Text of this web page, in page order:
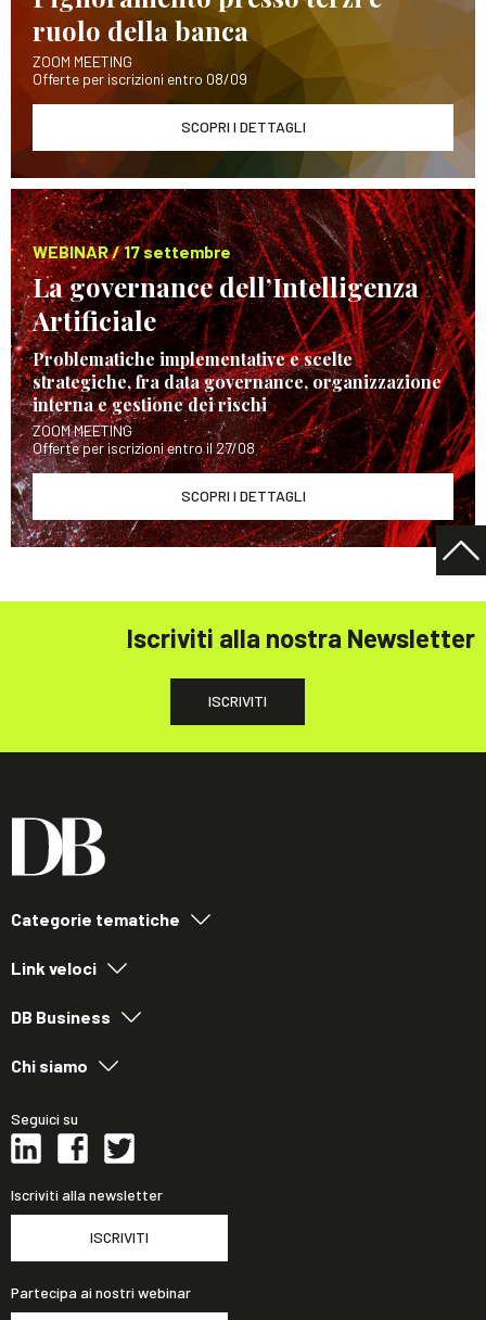
ruolo della banca
ZOOM MEETING
Offerte per iscrizioni entro 08/09
SCOPRI I DETTAGLI
WEBINAR / 17 settembre
La governance dell’Intelligenza
Artificiale
Problematiche implementative e scelte
strategiche, fra data governance, organizzazione
interna e gestione dei rischi
ZOOM MEETING
Offerte per iscrizioni entro il 27/08
SCOPRI I DETTAGLI
Iscriviti alla nostra Newsletter
ISCRIVITI
Categorie tematiche
Link veloci
DB Business
Chi siamo
Seguici su
Iscriviti alla newsletter
ISCRIVITI
Partecipa ai nostri webinar